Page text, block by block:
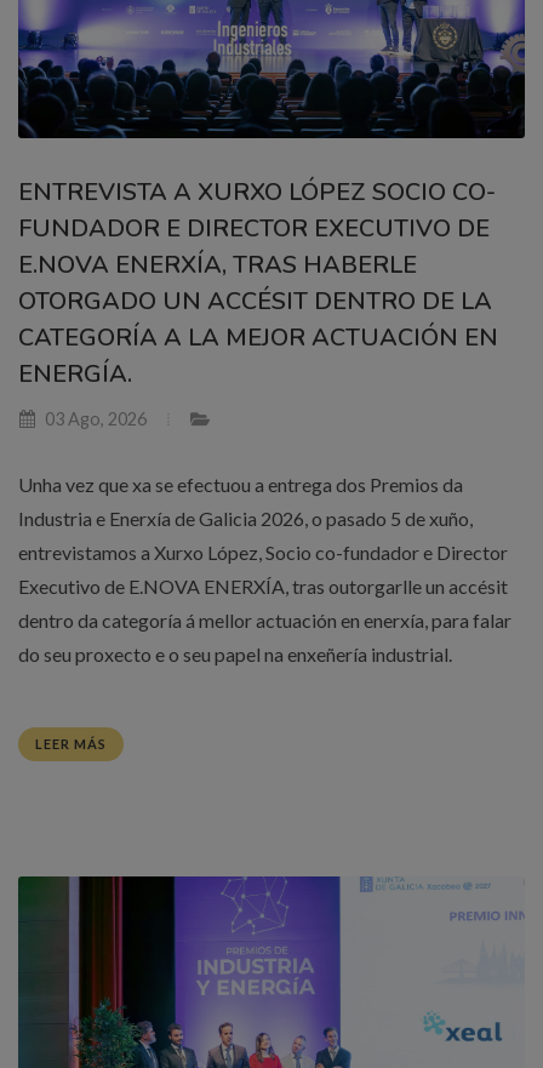
ENTREVISTA A XURXO LÓPEZ SOCIO CO-
FUNDADOR E DIRECTOR EXECUTIVO DE
E.NOVA ENERXÍA, TRAS HABERLE
OTORGADO UN ACCÉSIT DENTRO DE LA
CATEGORÍA A LA MEJOR ACTUACIÓN EN
ENERGÍA.
03 Ago, 2026
Unha vez que xa se efectuou a entrega dos Premios da
Industria e Enerxía de Galicia 2026, o pasado 5 de xuño,
entrevistamos a Xurxo López, Socio co-fundador e Director
Executivo de E.NOVA ENERXÍA, tras outorgarlle un accésit
dentro da categoría á mellor actuación en enerxía, para falar
do seu proxecto e o seu papel na enxeñería industrial.
LEER MÁS